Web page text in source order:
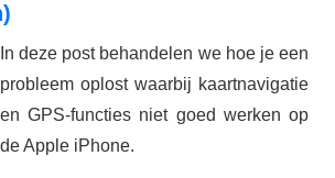
In deze post behandelen we hoe je een
probleem oplost waarbij kaartnavigatie
en GPS-functies niet goed werken op
de Apple iPhone.